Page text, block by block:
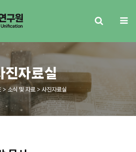
진자료실
> 소식 및 자료 > 사진자료실